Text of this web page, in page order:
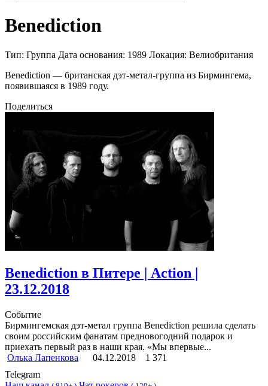
Benediction
Тип: Группа Дата основания: 1989 Локация: Велиобритания
Benediction — британская дэт-метал-группа из Бирмингема,
появившаяся в 1989 году.
Поделиться
Benediction в Питере | Action |
23.12.2018
Событие
Бирмингемская дэт-метал группа Benediction решила сделать
своим российским фанатам предновогодний подарок и
приехать первый раз в наши края. «Мы впервые...
Олька Лапенкова
04.12.2018
1 371
Telegram